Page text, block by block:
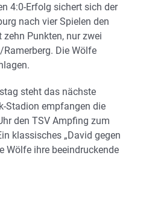
4:0-Erfolg sichert sich der
nach vier Spielen den
Punkten, nur zwei
Die Wölfe
steht das nächste
Stadion empfangen die
den TSV Ampfing zum
klassisches „David gegen
Wölfe ihre beeindruckende